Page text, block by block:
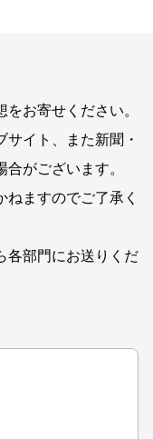
お寄せください。
イト、また新聞・
がございます。
ますのでご了承く
各部門にお送りくだ